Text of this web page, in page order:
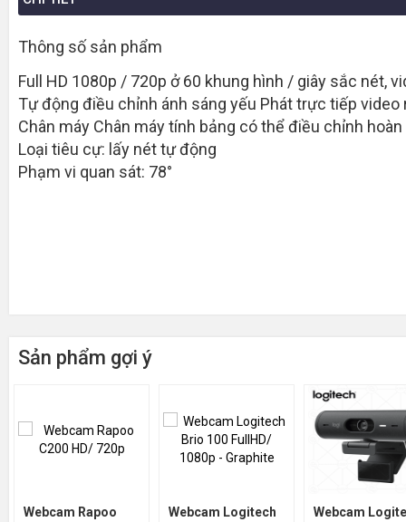
Thông số sản phẩm
Full HD 1080p / 720p ở 60 khung hình / giây sắc nét,
Tự động điều chỉnh ánh sáng yếu Phát trực tiếp video
Chân máy Chân máy tính bảng có thể điều chỉnh
Loại tiêu cự: lấy nét tự động
Phạm vi quan sát: 78°
Sản phẩm gợi ý
Webcam Rapoo
Webcam Logitech
Webcam